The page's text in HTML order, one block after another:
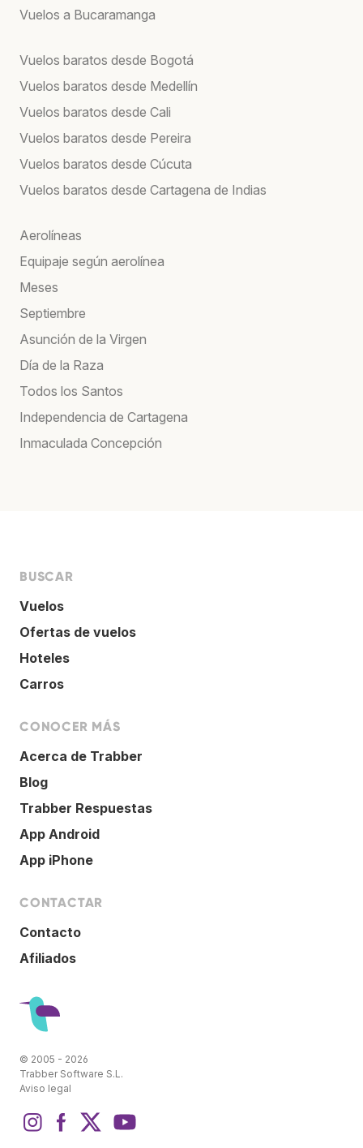
Vuelos a Bucaramanga
Vuelos baratos desde Bogotá
Vuelos baratos desde Medellín
Vuelos baratos desde Cali
Vuelos baratos desde Pereira
Vuelos baratos desde Cúcuta
Vuelos baratos desde Cartagena de Indias
Aerolíneas
Equipaje según aerolínea
Meses
Septiembre
Asunción de la Virgen
Día de la Raza
Todos los Santos
Independencia de Cartagena
Inmaculada Concepción
BUSCAR
Vuelos
Ofertas de vuelos
Hoteles
Carros
CONOCER MÁS
Acerca de Trabber
Blog
Trabber Respuestas
App Android
App iPhone
CONTACTAR
Contacto
Afiliados
© 2005 - 2026
Trabber Software S.L.
Aviso legal